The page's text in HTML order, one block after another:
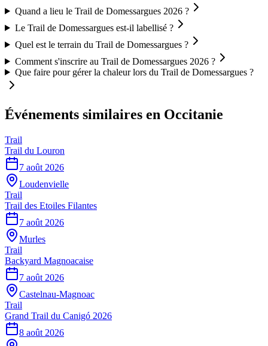
Quand a lieu le Trail de Domessargues 2026 ?
Le Trail de Domessargues est-il labellisé ?
Quel est le terrain du Trail de Domessargues ?
Comment s'inscrire au Trail de Domessargues 2026 ?
Que faire pour gérer la chaleur lors du Trail de Domessargues ?
Événements similaires en Occitanie
Trail
Trail du Louron
7 août 2026
Loudenvielle
Trail
Trail des Etoiles Filantes
7 août 2026
Murles
Trail
Backyard Magnoacaise
7 août 2026
Castelnau-Magnoac
Trail
Grand Trail du Canigó 2026
8 août 2026